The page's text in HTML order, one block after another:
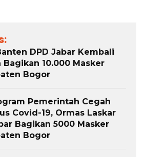
DPD Jabar Kembali
Bagikan 10.000 Masker
Bogor
Pemerintah Cegah
Covid-19, Ormas Laskar
Bagikan 5000 Masker
Bogor